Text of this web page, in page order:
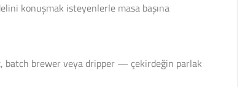
konuşmak isteyenlerle masa başına
batch brewer veya dripper — çekirdeğin parlak